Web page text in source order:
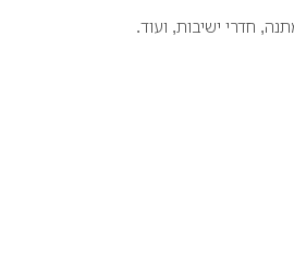
חדרי ישיבות, ועוד.